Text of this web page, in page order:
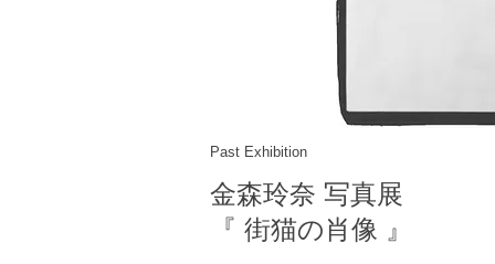
Past Exhibition
金森玲奈 写真展
『 街猫の肖像 』